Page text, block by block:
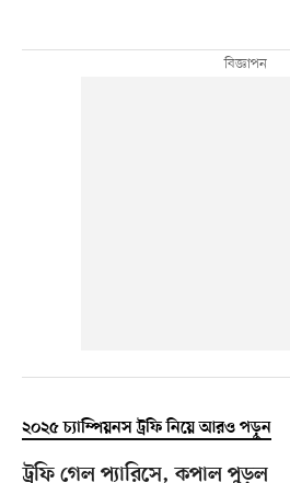
২০২৫ চ্যাম্পিয়নস ট্রফি নিয়ে আরও পড়ুন
ট্রফি গেল প্যারিসে, কপাল পুড়ল